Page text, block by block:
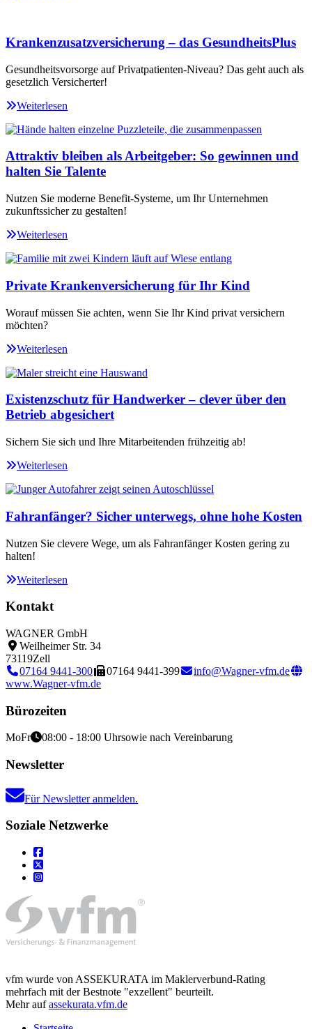
Krankenzusatzversicherung – das GesundheitsPlus
Gesundheitsvorsorge auf Privatpatienten-Niveau? Das geht auch als
gesetzlich Versicherter!
Weiterlesen
Attraktiv bleiben als Arbeitgeber: So gewinnen und
halten Sie Talente
Nutzen Sie moderne Benefit-Systeme, um Ihr Unternehmen
zukunftssicher zu gestalten!
Weiterlesen
Private Krankenversicherung für Ihr Kind
Worauf müssen Sie achten, wenn Sie Ihr Kind privat versichern
möchten?
Weiterlesen
Existenzschutz für Handwerker – clever über den
Betrieb abgesichert
Sichern Sie sich und Ihre Mitarbeitenden frühzeitig ab!
Weiterlesen
Fahranfänger? Sicher unterwegs, ohne hohe Kosten
Nutzen Sie clevere Wege, um als Fahranfänger Kosten gering zu
halten!
Weiterlesen
Kontakt
WAGNER GmbH
Weilheimer Str. 34
73119Zell
07164 9441-300
07164 9441-399
info@Wagner-vfm.de
www.Wagner-vfm.de
Bürozeiten
MoFr 08:00 - 18:00 Uhrsowie nach Vereinbarung
Newsletter
Für Newsletter anmelden.
Soziale Netzwerke
vfm wurde von ASSEKURATA im Maklerverbund-Rating
mehrfach mit der Bestnote "exzellent" beurteilt.
Mehr aufassekurata.vfm.de